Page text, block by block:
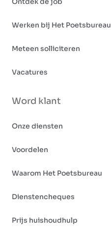
Werken bij Het Poetsbureau
Meteen solliciteren
Vacatures
Word klant
Onze diensten
Voordelen
Waarom Het Poetsbureau
Dienstencheques
Prijs huishoudhulp